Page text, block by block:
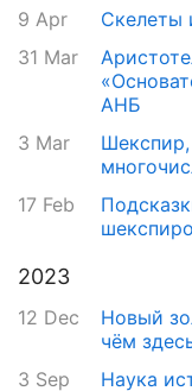
9 Apr
Скелеты
31 Mar
АНБ
3 Mar
Шекспир,
17 Feb
2023
12 Dec
Новый
чём
3 Sep
Наука